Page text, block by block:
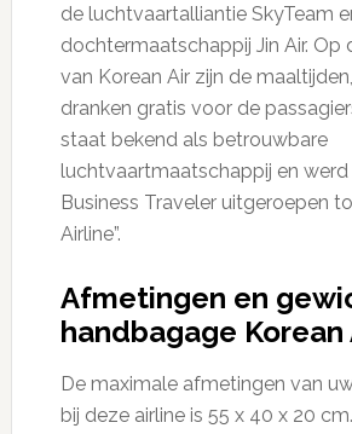
de luchtvaartalliantie SkyTeam
dochtermaatschappij Jin Air. Op
van Korean Air zijn de
dranken gratis voor de
staat bekend als betrouwbare
luchtvaartmaatschappij en werd
Business Traveler uitgeroepen
Airline”.
Afmetingen en
handbagage Korean
De maximale afmetingen van
bij deze airline is 55 x 40 x 20